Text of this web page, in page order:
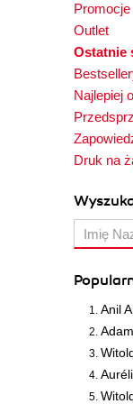
Promocje
Outlet
Ostatnie
Najlepiej
Druk na
Anil